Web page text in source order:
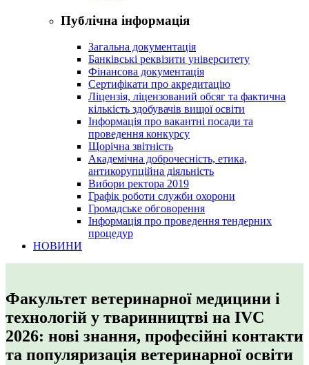
Публічна інформація
Загальна документація
Банківські реквізити університету
Фінансова документація
Сертифікати про акредитацію
Ліцензія, ліцензований обсяг та фактична
кількість здобувачів вищої освіти
Інформація про вакантні посади та
проведення конкурсу
Щорічна звітність
Академічна доброчесність, етика,
антикорупційна діяльність
Вибори ректора 2019
Графік роботи служби охорони
Громадське обговорення
Інформація про проведення тендерних
процедур
НОВИНИ
Факультет ветеринарної медицини і
технологій у тваринництві на IVC
2026: нові знання, професійні контакти
та популяризація ветеринарної освіти